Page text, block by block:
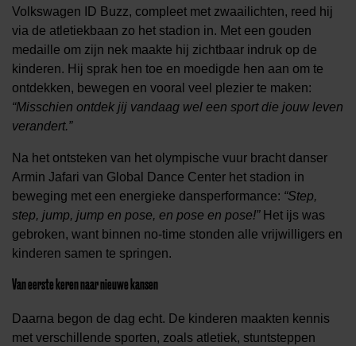
Volkswagen ID Buzz, compleet met zwaailichten, reed hij
via de atletiekbaan zo het stadion in. Met een gouden
medaille om zijn nek maakte hij zichtbaar indruk op de
kinderen. Hij sprak hen toe en moedigde hen aan om te
ontdekken, bewegen en vooral veel plezier te maken:
“Misschien ontdek jij vandaag wel een sport die jouw leven
verandert.”
Na het ontsteken van het olympische vuur bracht danser
Armin Jafari van Global Dance Center het stadion in
beweging met een energieke dansperformance: “Step,
step, jump, jump en pose, en pose en pose!”Het ijs was
gebroken, want binnen no-time stonden alle vrijwilligers en
kinderen samen te springen.
Van eerste keren naar nieuwe kansen
Daarna begon de dag echt. De kinderen maakten kennis
met verschillende sporten, zoals atletiek, stuntsteppen